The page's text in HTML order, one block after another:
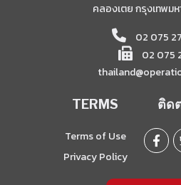
คลองเตย กรุงเทพมห
02 075
02 075
TERMS
Terms of Use
Privacy Policy
ติด